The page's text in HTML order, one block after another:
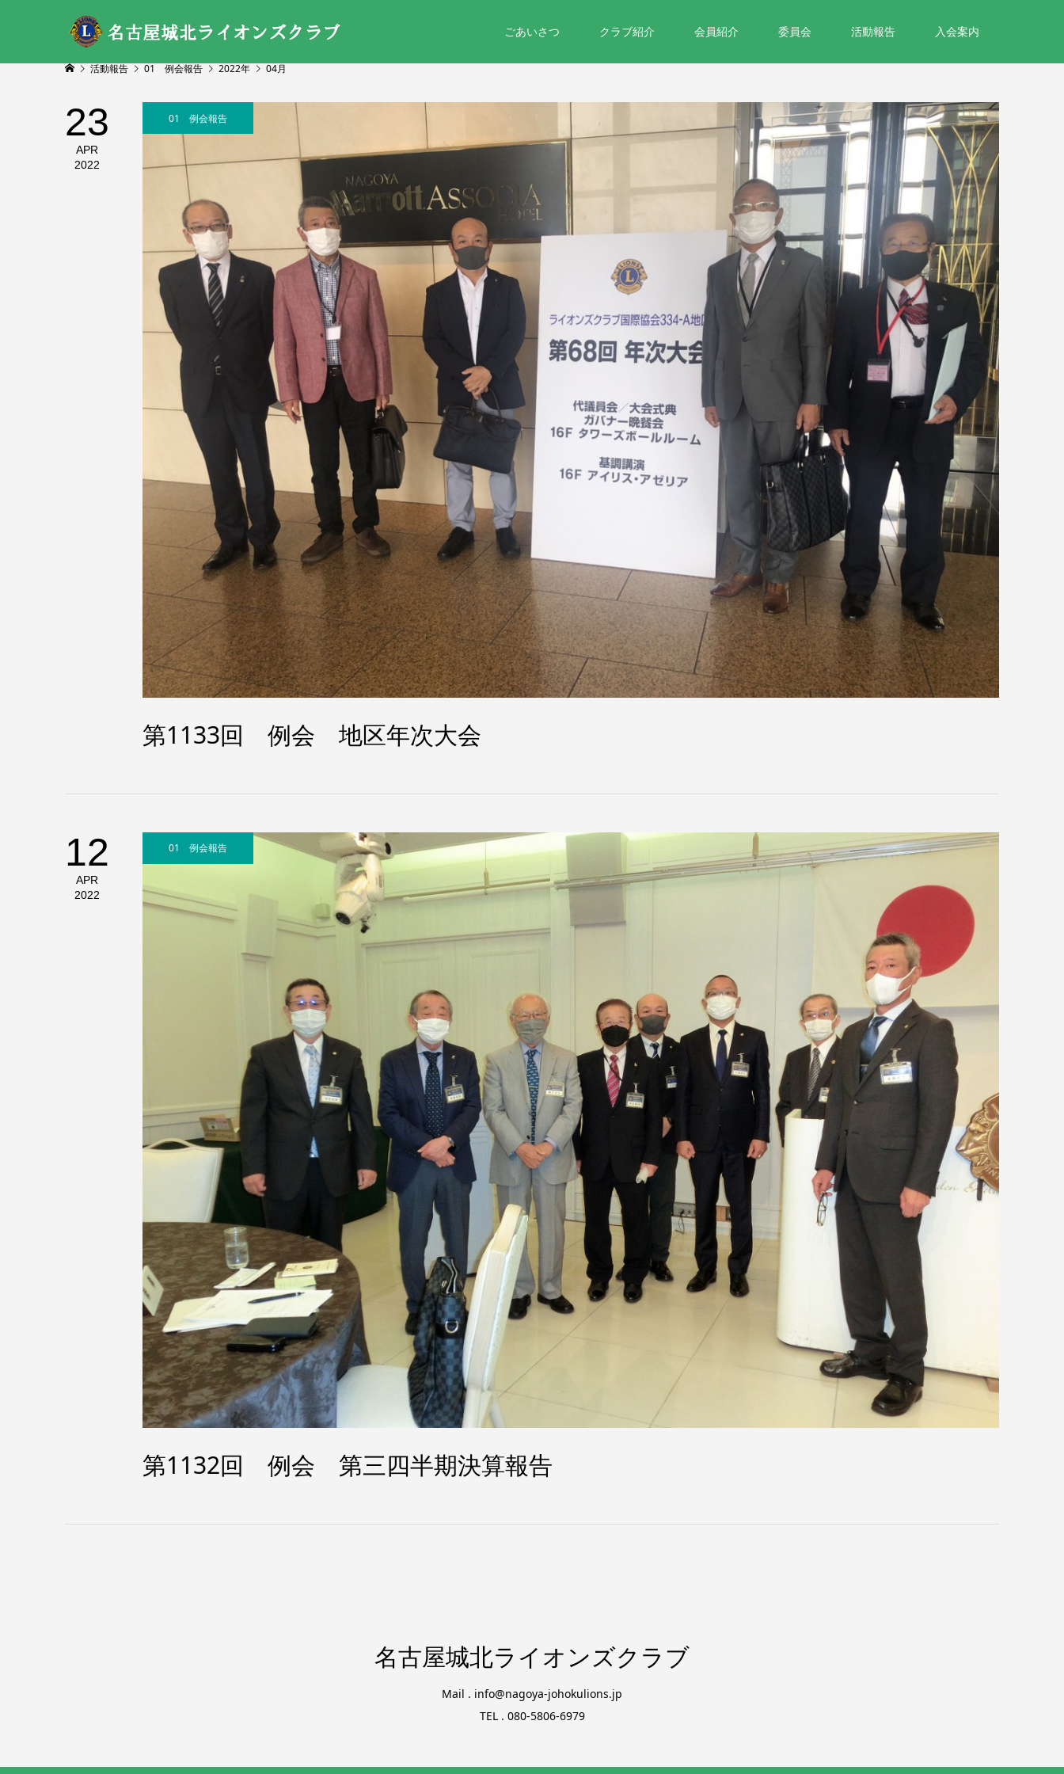
ごあいさつ クラブ紹介 会員紹介 委員会 活動報告 入会案内
活動報告 01 例会報告 2022年 04月
23
APR
2022
01 例会報告
第1133回 例会 地区年次大会
12
APR
2022
01 例会報告
第1132回 例会 第三四半期決算報告
名古屋城北ライオンズクラブ
Mail . info@nagoya-johokulions.jp
TEL . 080-5806-6979